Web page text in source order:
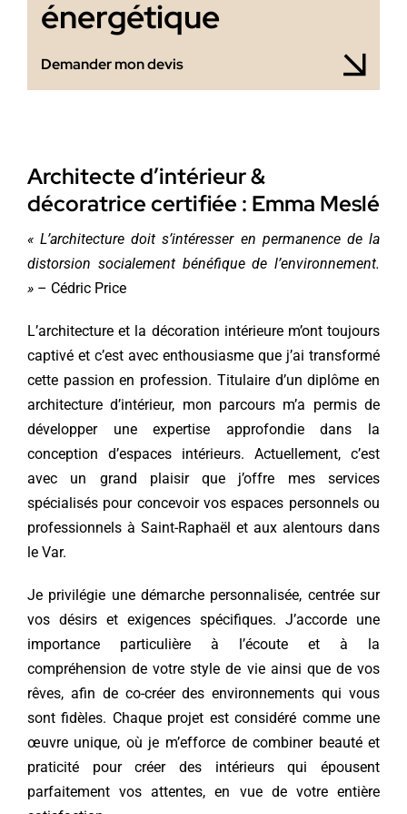
énergétique
Demander mon devis
Architecte d’intérieur &
décoratrice certifiée : Emma Meslé
« L’architecture doit s’intéresser en permanence de la
distorsion socialement bénéfique de l’environnement.
»– Cédric Price
L’architecture et la décoration intérieure m’ont toujours
captivé et c’est avec enthousiasme que j’ai transformé
cette passion en profession. Titulaire d’un diplôme en
architecture d’intérieur, mon parcours m’a permis de
développer une expertise approfondie dans la
conception d’espaces intérieurs. Actuellement, c’est
avec un grand plaisir que j’offre mes services
spécialisés pour concevoir vos espaces personnels ou
professionnels à Saint-Raphaël et aux alentours dans
le Var.
Je privilégie une démarche personnalisée, centrée sur
vos désirs et exigences spécifiques. J’accorde une
importance particulière à l’écoute et à la
compréhension de votre style de vie ainsi que de vos
rêves, afin de co-créer des environnements qui vous
sont fidèles. Chaque projet est considéré comme une
œuvre unique, où je m’efforce de combiner beauté et
praticité pour créer des intérieurs qui épousent
parfaitement vos attentes, en vue de votre entière